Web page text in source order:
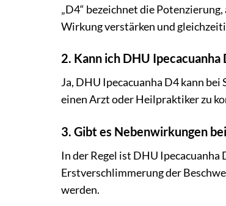
„D4“ bezeichnet die
Wirkung verstärken und
2. Kann ich DHU
Ja, DHU Ipecacuanha D4 kann
einen Arzt oder Heilpraktiker zu
3. Gibt es Nebenwirkungen
In der Regel ist DHU
Erstverschlimmerung der
werden.